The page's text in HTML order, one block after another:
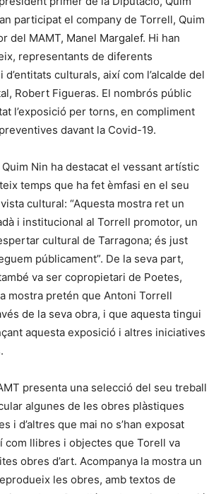
participat el company de Torrell, Quim
del MAMT, Manel Margalef. Hi han
representants de diferents
culturals, així com l’alcalde del
Robert Figueras. El nombrós públic
l’exposició per torns, en compliment
davant la Covid-19.
Nin ha destacat el vessant artístic
temps que ha fet èmfasi en el seu
cultural: “Aquesta mostra ret un
i institucional al Torrell promotor, un
cultural de Tarragona; és just
públicament”. De la seva part,
va ser copropietari de Poetes,
mostra pretén que Antoni Torrell
de la seva obra, i que aquesta tingui
aquesta exposició i altres iniciatives
presenta una selecció del seu treball
algunes de les obres plàstiques
i d’altres que mai no s’han exposat
com llibres i objectes que Torell va
obres d’art. Acompanya la mostra un
les obres, amb textos de